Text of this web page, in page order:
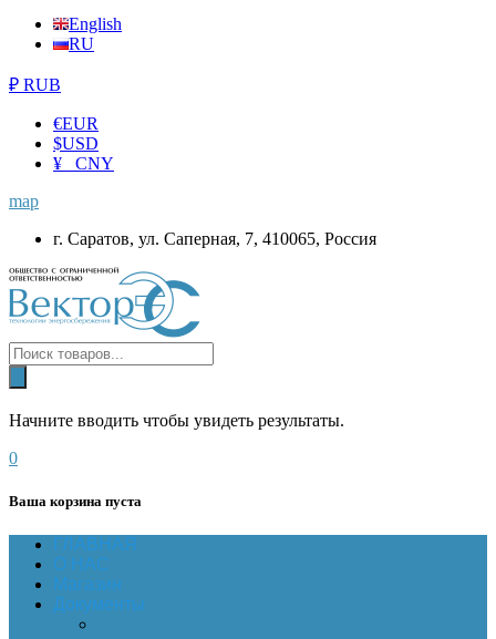
English
RU
₽ RUB
€EUR
$USD
¥ CNY
map
г. Саратов, ул. Саперная, 7, 410065, Россия
Начните вводить чтобы увидеть результаты.
0
Ваша корзина пуста
ГЛАВНАЯ
О НАС
Магазин
Документы